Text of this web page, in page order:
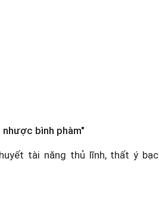
nhược bình phàm"
tài năng thủ lĩnh, thất ý bạc